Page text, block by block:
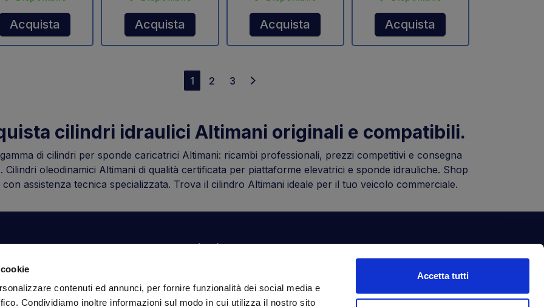
contenuti ed annunci, per fornire funzionalità dei social media e
Condividiamo inoltre informazioni sul modo in cui utilizza il nostro sito
Accetta tutti
Acquista Acquista Acquista Acquista
1 2 3
cilindri idraulici Altimani originali e compatibili.
di cilindri per sponde caricatrici Altimani: ricambi professionali, prezzi competitivi e consegna
Cilindri oleodinamici Altimani di qualità certificata per piattaforme elevatrici e sponde idrauliche. Shop
con assistenza tecnica specializzata. Trova il cilindro Altimani ideale per il tuo veicolo commerciale.
Il tuo account
Ordini
Informazioni
Condizioni di vendita
Newsletter
Iscriviti alla nostra newsletter per ottenere
fantastici vantaggi in esclusiva per te.